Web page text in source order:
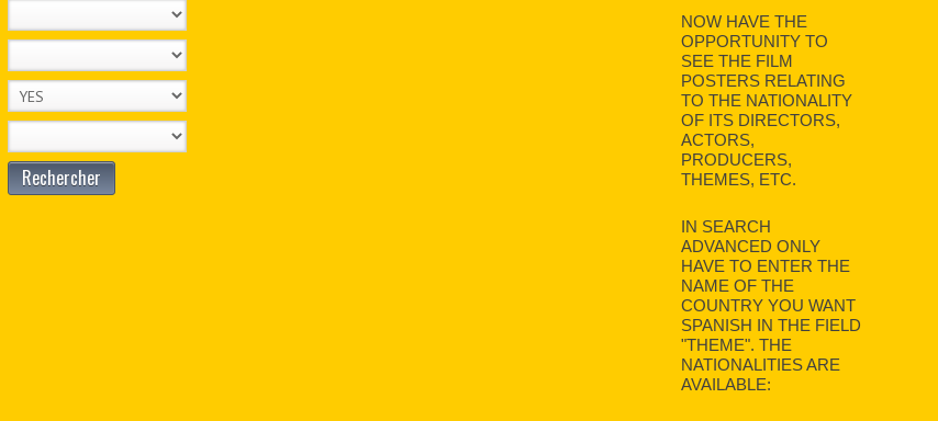
Rechercher
NOW HAVE THE
OPPORTUNITY TO
SEE THE FILM
POSTERS RELATING
TO THE NATIONALITY
OF ITS DIRECTORS,
ACTORS,
PRODUCERS,
THEMES, ETC.
IN SEARCH
ADVANCED ONLY
HAVE TO ENTER THE
NAME OF THE
COUNTRY YOU WANT
SPANISH IN THE FIELD
"THEME". THE
NATIONALITIES ARE
AVAILABLE: